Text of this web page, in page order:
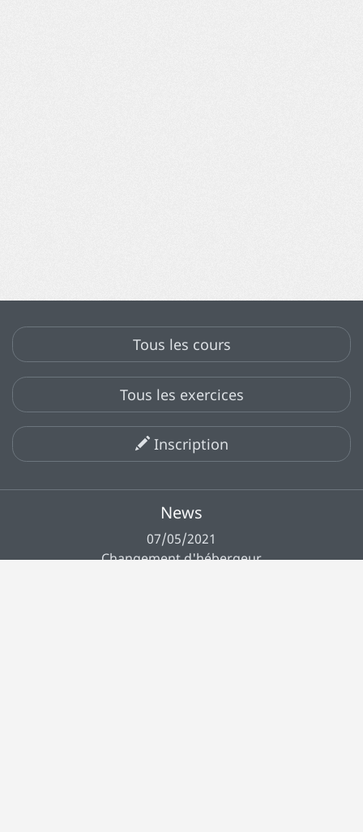
News
07/05/2021
Changement d'hébergeur
Tous les cours
Tous les exercices
Inscription